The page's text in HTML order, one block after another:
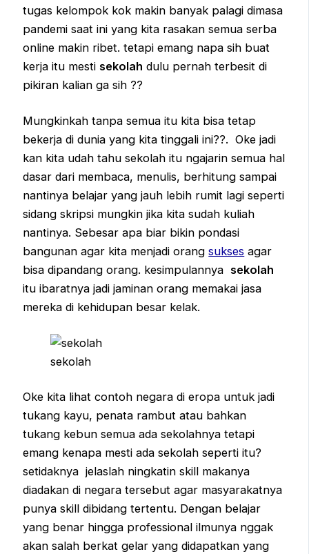
tugas kelompok kok makin banyak palagi dimasa
pandemi saat ini yang kita rasakan semua serba
online makin ribet. tetapi emang napa sih buat
kerja itu mestisekolah dulu pernah terbesit di
pikiran kalian ga sih ??
Mungkinkah tanpa semua itu kita bisa tetap
bekerja di dunia yang kita tinggali ini??. Oke jadi
kan kita udah tahu sekolah itu ngajarin semua hal
dasar dari membaca, menulis, berhitung sampai
nantinya belajar yang jauh lebih rumit lagi seperti
sidang skripsi mungkin jika kita sudah kuliah
nantinya. Sebesar apa biar bikin pondasi
bangunan agar kita menjadi orangsukses agar
bisa dipandang orang. kesimpulannyasekolah
itu ibaratnya jadi jaminan orang memakai jasa
mereka di kehidupan besar kelak.
sekolah
Oke kita lihat contoh negara di eropa untuk jadi
tukang kayu, penata rambut atau bahkan
tukang kebun semua ada sekolahnya tetapi
emang kenapa mesti ada sekolah seperti itu?
setidaknya jelaslah ningkatin skill makanya
diadakan di negara tersebut agar masyarakatnya
punya skill dibidang tertentu. Dengan belajar
yang benar hingga professional ilmunya nggak
akan salah berkat gelar yang didapatkan yang